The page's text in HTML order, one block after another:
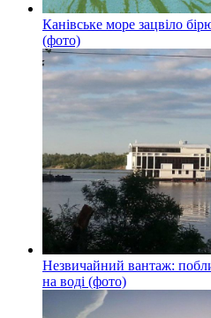
Канівське море зацвіло
(фото)
Незвичайний вантаж:
на воді (фото)